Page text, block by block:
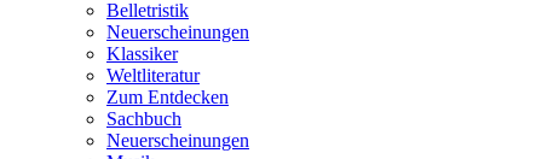
Belletristik
Neuerscheinungen
Klassiker
Weltliteratur
Zum Entdecken
Sachbuch
Neuerscheinungen